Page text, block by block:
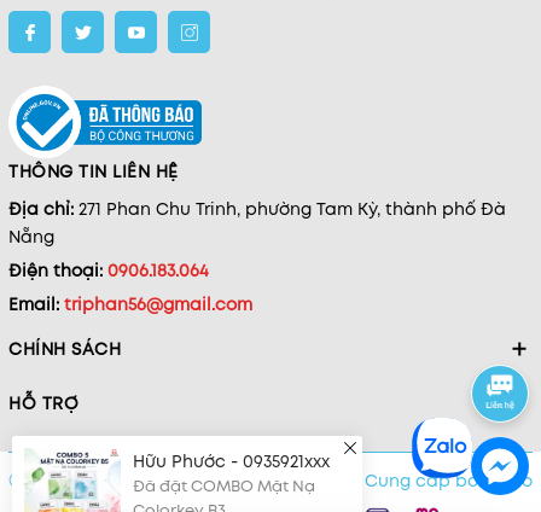
THÔNG TIN LIÊN HỆ
Địa chỉ: 271 Phan Chu Trinh, phường Tam Kỳ, thành phố Đà
Nẵng
Điện thoại: 0906.183.064
Email: triphan56@gmail.com
CHÍNH SÁCH
HỖ TRỢ
© Bản quyền thuộc về Tanpopo Beauty Cung cấp bởi Sapo
Đã đặt COMBO Mặt Nạ
Colorkey B3
18 phút trước